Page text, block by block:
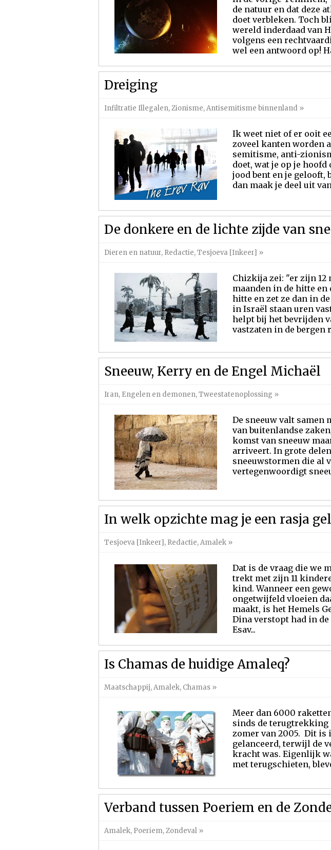
de natuur en dat deze
doet verbleken. Toch
wereld inderdaad van
volgens een
wel een antwoord op!
Dreiging
Infiltratie Illegalen,Zionisme,Antisemitisme binnenland »
Ik weet niet of er ooit
zoveel kanten worden
semitisme, anti-
doet, wat je op je
jood bent en je gelooft,
dan maak je deel uit
De donkere en de lichte zijde van
Dieren en natuur, Redactie,Tesjoeva [Inkeer] »
Chizkija zei: "er zijn 12
maanden in de hitte en
hitte en zet ze dan in
in Israël staan uren
helpt bij het bevrijden
vastzaten in de bergen
Sneeuw, Kerry en de Engel Michaël
Iran, Engelen en demonen,Tweestatenoplossing »
De sneeuw valt samen
van buitenlandse
komst van sneeuw
arriveert. In grote
sneeuwstormen die al
vertegenwoordigt
In welk opzichte mag je een rasja
Tesjoeva [Inkeer], Redactie,Amalek »
Dat is de vraag die we
trekt met zijn 11
kind. Wanneer een
ongetwijfeld vloeien
maakt, is het Hemels
Dina verstopt had in
Esav...
Is Chamas de huidige Amaleq?
Maatschappij,Amalek, Chamas »
Meer dan 6000
sinds de terugtrekking
zomer van 2005. Dit
gelanceerd, terwijl de
kracht was. Eigenlijk
met terugschieten,
Verband tussen Poeriem en de
Amalek, Poeriem,Zondeval »